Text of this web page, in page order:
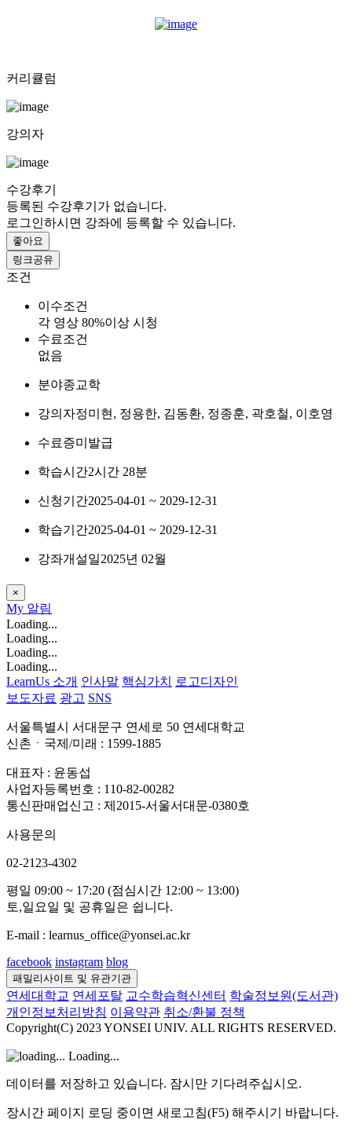
커리큘럼
강의자
수강후기
등록된 수강후기가 없습니다.
로그인하시면 강좌에 등록할 수 있습니다.
좋아요
링크공유
조건
이수조건
각 영상 80%이상 시청
수료조건
없음
분야종교학
강의자정미현, 정용한, 김동환, 정종훈, 곽호철, 이호영
수료증미발급
학습시간2시간 28분
신청기간2025-04-01 ~ 2029-12-31
학습기간2025-04-01 ~ 2029-12-31
강좌개설일2025년 02월
×
My 알림
Loading...
Loading...
Loading...
Loading...
LearnUs 소개 인사말 핵심가치
로고디자인
보도자료 광고 SNS
서울특별시 서대문구 연세로 50 연세대학교
신촌ㆍ국제/미래 : 1599-1885
대표자 : 윤동섭
사업자등록번호 : 110-82-00282
통신판매업신고 : 제2015-서울서대문-0380호
사용문의
02-2123-4302
평일 09:00 ~ 17:20 (점심시간 12:00 ~ 13:00)
토,일요일 및 공휴일은 쉽니다.
E-mail : learnus_office@yonsei.ac.kr
facebook instagram blog
패밀리사이트 및 유관기관
연세대학교 연세포탈 교수학습혁신센터 학술정보원(도서관)
개인정보처리방침 이용약관 취소/환불 정책
Copyright(C) 2023 YONSEI UNIV. ALL RIGHTS RESERVED.
Loading...
데이터를 저장하고 있습니다. 잠시만 기다려주십시오.
장시간 페이지 로딩 중이면 새로고침(F5) 해주시기 바랍니다.